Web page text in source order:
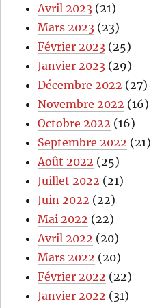
Avril 2023 (21)
Mars 2023 (23)
Février 2023 (25)
Janvier 2023 (29)
Décembre 2022 (27)
Novembre 2022 (16)
Octobre 2022 (16)
Septembre 2022 (21)
Août 2022 (25)
Juillet 2022 (21)
Juin 2022 (22)
Mai 2022 (22)
Avril 2022 (20)
Mars 2022 (20)
Février 2022 (22)
Janvier 2022 (31)